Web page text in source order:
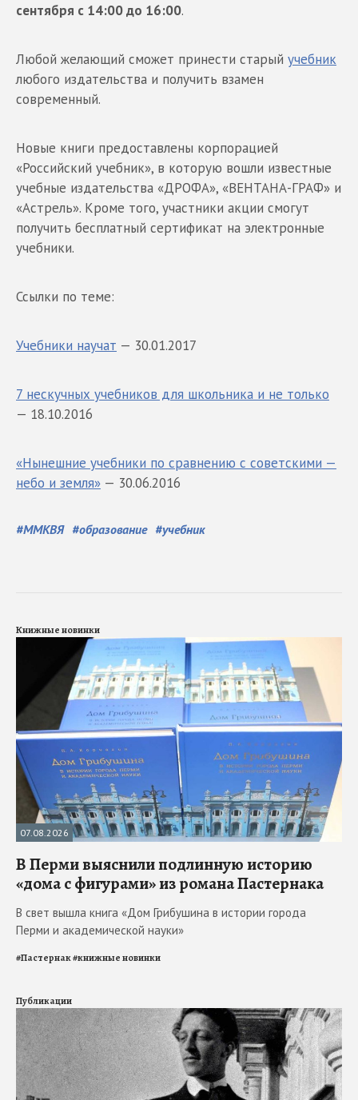
сентября с 14:00 до 16:00.
Любой желающий сможет принести старый учебник
любого издательства и получить взамен
современный.
Новые книги предоставлены корпорацией
«Российский учебник», в которую вошли известные
учебные издательства «ДРОФА», «ВЕНТАНА-ГРАФ» и
«Астрель». Кроме того, участники акции смогут
получить бесплатный сертификат на электронные
учебники.
Ссылки по теме:
Учебники научат — 30.01.2017
7 нескучных учебников для школьника и не только
— 18.10.2016
«Нынешние учебники по сравнению с советскими —
небо и земля» — 30.06.2016
#ММКВЯ #образование #учебник
Книжные новинки
07.08.2026
В Перми выяснили подлинную историю
«дома с фигурами» из романа Пастернака
В свет вышла книга «Дом Грибушина в истории города
Перми и академической науки»
#Пастернак#книжные новинки
Публикации